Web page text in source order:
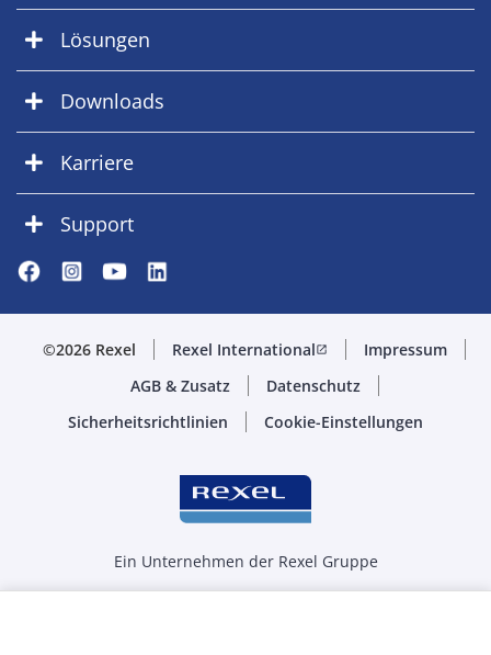
Lösungen
Downloads
Karriere
Support
©2026 Rexel Rexel Internationalopen_in_new
Impressum
AGB & Zusatz
Datenschutz
Sicherheitsrichtlinien
Cookie-Einstellungen
Ein Unternehmen der Rexel Gruppe